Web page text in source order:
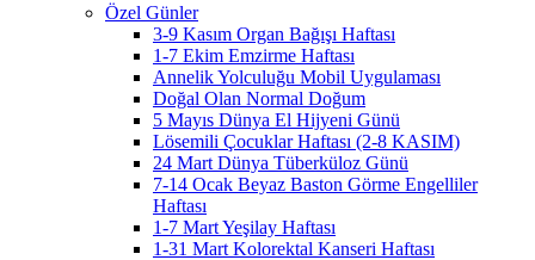
Özel Günler
3-9 Kasım Organ Bağışı Haftası
1-7 Ekim Emzirme Haftası
Annelik Yolculuğu Mobil Uygulaması
Doğal Olan Normal Doğum
5 Mayıs Dünya El Hijyeni Günü
Lösemili Çocuklar Haftası (2-8 KASIM)
24 Mart Dünya Tüberküloz Günü
7-14 Ocak Beyaz Baston Görme Engelliler
Haftası
1-7 Mart Yeşilay Haftası
1-31 Mart Kolorektal Kanseri Haftası